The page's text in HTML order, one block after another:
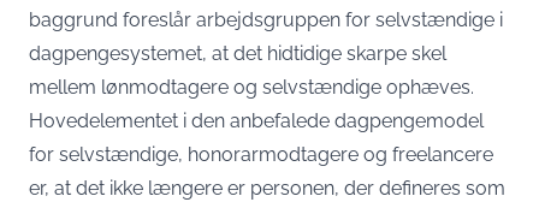
baggrund foreslår arbejdsgruppen for selvstændige i
dagpengesystemet, at det hidtidige skarpe skel
mellem lønmodtagere og selvstændige ophæves.
Hovedelementet i den anbefalede dagpengemodel
for selvstændige, honorarmodtagere og freelancere
er, at det ikke længere er personen, der defineres som